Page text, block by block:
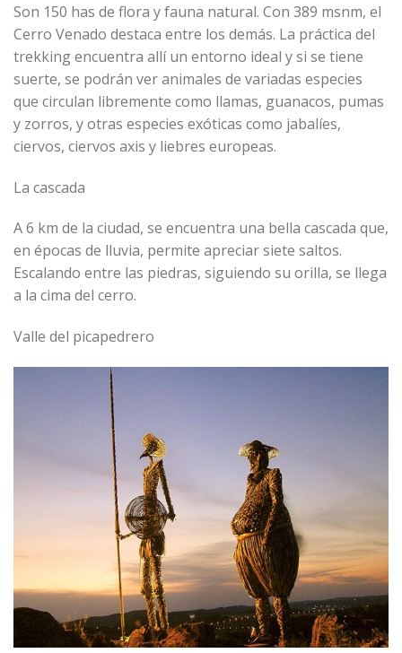
Son 150 has de flora y fauna natural. Con 389 msnm, el
Cerro Venado destaca entre los demás. La práctica del
trekking encuentra allí un entorno ideal y si se tiene
suerte, se podrán ver animales de variadas especies
que circulan libremente como llamas, guanacos, pumas
y zorros, y otras especies exóticas como jabalíes,
ciervos, ciervos axis y liebres europeas.
La cascada
A 6 km de la ciudad, se encuentra una bella cascada que,
en épocas de lluvia, permite apreciar siete saltos.
Escalando entre las piedras, siguiendo su orilla, se llega
a la cima del cerro.
Valle del picapedrero